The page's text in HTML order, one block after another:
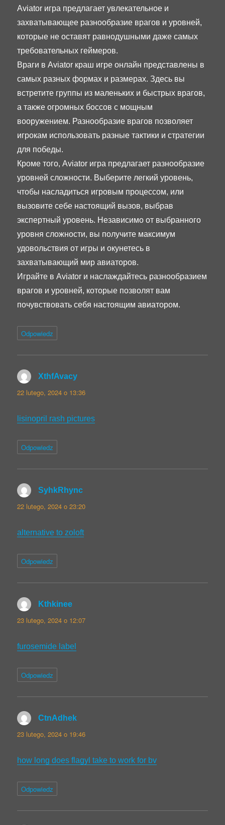
Aviator игра предлагает увлекательное и
захватывающее разнообразие врагов и уровней,
которые не оставят равнодушными даже самых
требовательных геймеров.
Враги в Aviator краш игре онлайн представлены в
самых разных формах и размерах. Здесь вы
встретите группы из маленьких и быстрых врагов,
а также огромных боссов с мощным
вооружением. Разнообразие врагов позволяет
игрокам использовать разные тактики и стратегии
для победы.
Кроме того, Aviator игра предлагает разнообразие
уровней сложности. Выберите легкий уровень,
чтобы насладиться игровым процессом, или
вызовите себе настоящий вызов, выбрав
экспертный уровень. Независимо от выбранного
уровня сложности, вы получите максимум
удовольствия от игры и окунетесь в
захватывающий мир авиаторов.
Играйте в Aviator и наслаждайтесь разнообразием
врагов и уровней, которые позволят вам
почувствовать себя настоящим авиатором.
Odpowiedz
XthfAvacy
22 lutego, 2024 o 13:36
lisinopril rash pictures
Odpowiedz
SyhkRhync
22 lutego, 2024 o 23:20
alternative to zoloft
Odpowiedz
Kthkinee
23 lutego, 2024 o 12:07
furosemide label
Odpowiedz
CtnAdhek
23 lutego, 2024 o 19:46
how long does flagyl take to work for bv
Odpowiedz